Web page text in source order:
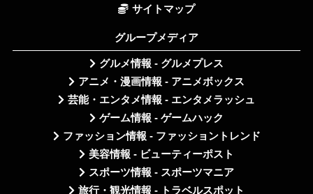
サイトマップ
グループメディア
グルメ情報 - グルメプレス
アニメ・漫画情報 - アニメボックス
芸能・エンタメ情報 - エンタメラッシュ
ゲーム情報 - ゲームハック
ファッション情報 - ファッショントレンド
美容情報 - ビューティーポスト
スポーツ情報 - スポーツマニア
旅行・観光情報 - トラベルスポット